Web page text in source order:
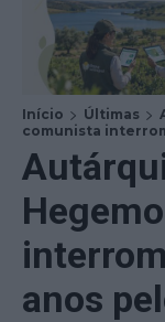
Início Últimas
comunista
anos